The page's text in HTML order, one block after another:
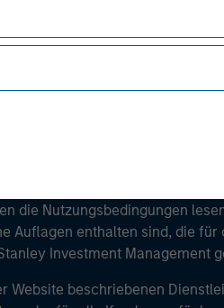
die Nutzungsbedingungen
Auflagen enthalten sind, die
Investment Management
Website beschriebenen